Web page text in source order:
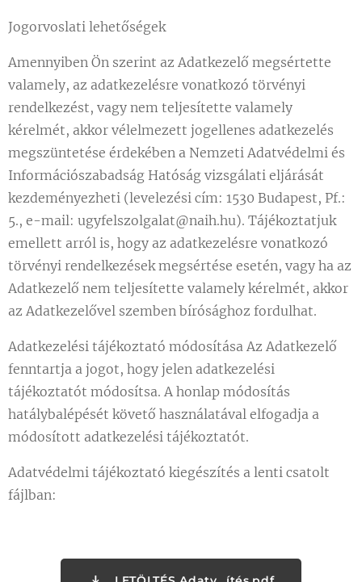
Jogorvoslati lehetőségek
Amennyiben Ön szerint az Adatkezelő megsértette
valamely, az adatkezelésre vonatkozó törvényi
rendelkezést, vagy nem teljesítette valamely
kérelmét, akkor vélelmezett jogellenes adatkezelés
megszüntetése érdekében a Nemzeti Adatvédelmi és
Információszabadság Hatóság vizsgálati eljárását
kezdeményezheti (levelezési cím: 1530 Budapest, Pf.:
5., e-mail: ugyfelszolgalat@naih.hu). Tájékoztatjuk
emellett arról is, hogy az adatkezelésre vonatkozó
törvényi rendelkezések megsértése esetén, vagy ha az
Adatkezelő nem teljesítette valamely kérelmét, akkor
az Adatkezelővel szemben bírósághoz fordulhat.
Adatkezelési tájékoztató módosítása Az Adatkezelő
fenntartja a jogot, hogy jelen adatkezelési
tájékoztatót módosítsa. A honlap módosítás
hatálybalépését követő használatával elfogadja a
módosított adatkezelési tájékoztatót.
Adatvédelmi tájékoztató kiegészítés a lenti csatolt
fájlban: